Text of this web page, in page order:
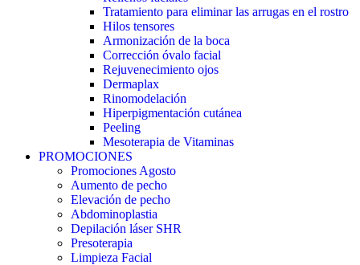
Tratamiento para eliminar las arrugas en el rostro
Hilos tensores
Armonización de la boca
Corrección óvalo facial
Rejuvenecimiento ojos
Dermaplax
Rinomodelación
Hiperpigmentación cutánea
Peeling
Mesoterapia de Vitaminas
PROMOCIONES
Promociones Agosto
Aumento de pecho
Elevación de pecho
Abdominoplastia
Depilación láser SHR
Presoterapia
Limpieza Facial